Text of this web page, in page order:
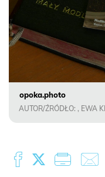
opoka.photo
AUTOR/ŹRÓDŁO: , EWA